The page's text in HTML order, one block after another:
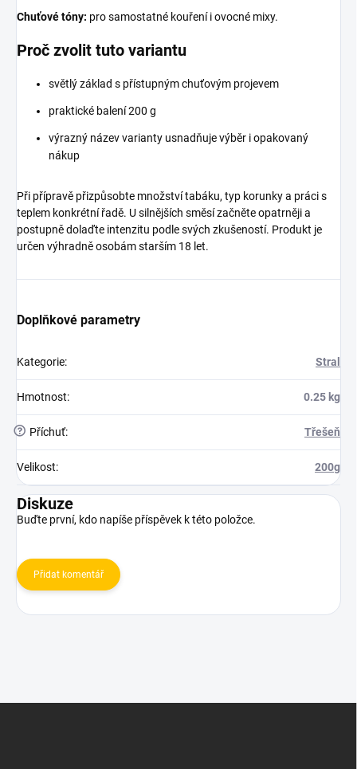
Chuťové tóny: pro samostatné kouření i ovocné mixy.
Proč zvolit tuto variantu
světlý základ s přístupným chuťovým projevem
praktické balení 200 g
výrazný název varianty usnadňuje výběr i opakovaný
nákup
Při přípravě přizpůsobte množství tabáku, typ korunky a práci s
teplem konkrétní řadě. U silnějších směsí začněte opatrněji a
postupně dolaďte intenzitu podle svých zkušeností. Produkt je
určen výhradně osobám starším 18 let.
Doplňkové parametry
Kategorie: Stral
Hmotnost: 0.25 kg
? Příchuť: Třešeň
Velikost: 200g
Diskuze
Buďte první, kdo napíše příspěvek k této položce.
Přidat komentář